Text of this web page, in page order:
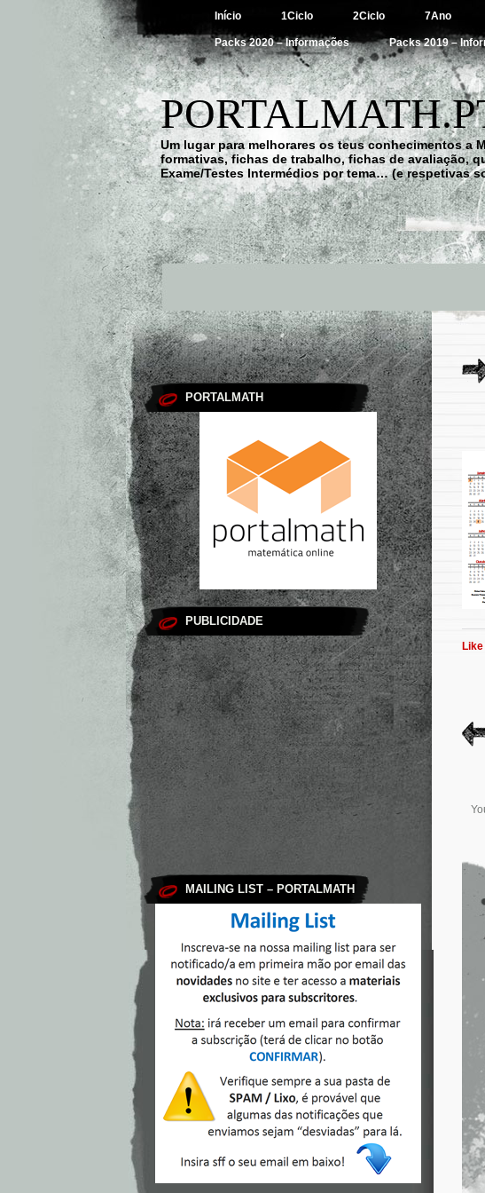
Início 1Ciclo 2Ciclo 7Ano
Packs 2020 – Informações Packs 2019 –
Um lugar para melhorares os teus conhecimentos a
formativas, fichas de trabalho, fichas de avaliação,
Exame/Testes Intermédios por tema… (e respetivas
PORTALMATH
PUBLICIDADE
MAILING LIST – PORTALMATH